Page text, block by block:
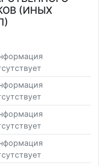
(ИНЫХ